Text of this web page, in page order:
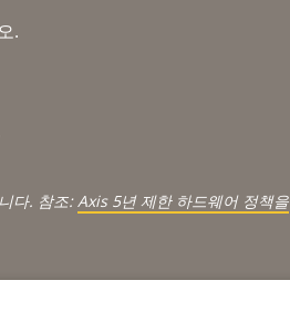
.
다. 참조:Axis 5년 제한 하드웨어 정책을